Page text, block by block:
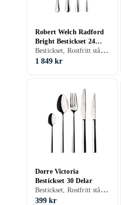
Robert Welch Radford
Bright Bestickset 24
Delar
Bestickset, Rostfritt stål, 24 st, Tål maskindisk
1 849 kr
Dorre Victoria
Bestickset 30 Delar
Bestickset, Rostfritt stål, 30 st, Tål maskindisk
399 kr